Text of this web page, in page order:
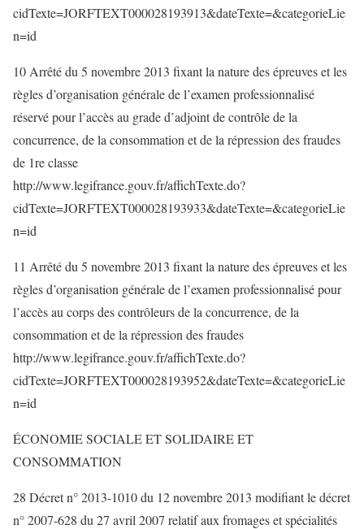
cidTexte=JORFTEXT000028193913&dateTexte=&categorieLie
n=id
10 Arrêté du 5 novembre 2013 fixant la nature des épreuves et les
règles d’organisation générale de l’examen professionnalisé
réservé pour l’accès au grade d’adjoint de contrôle de la
concurrence, de la consommation et de la répression des fraudes
de 1re classe
http://www.legifrance.gouv.fr/affichTexte.do?
cidTexte=JORFTEXT000028193933&dateTexte=&categorieLie
n=id
11 Arrêté du 5 novembre 2013 fixant la nature des épreuves et les
règles d’organisation générale de l’examen professionnalisé pour
l’accès au corps des contrôleurs de la concurrence, de la
consommation et de la répression des fraudes
http://www.legifrance.gouv.fr/affichTexte.do?
cidTexte=JORFTEXT000028193952&dateTexte=&categorieLie
n=id
ÉCONOMIE SOCIALE ET SOLIDAIRE ET
CONSOMMATION
28 Décret n° 2013-1010 du 12 novembre 2013 modifiant le décret
n° 2007-628 du 27 avril 2007 relatif aux fromages et spécialités